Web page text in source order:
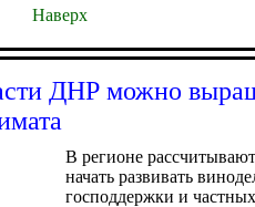
Наверх
ДНР можно
В регионе рассчитывают
начать развивать
господдержки и